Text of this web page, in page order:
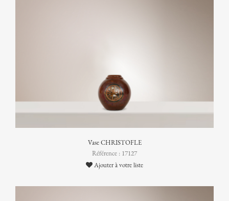
Vase CHRISTOFLE
Référence : 17127
Ajouter à votre liste